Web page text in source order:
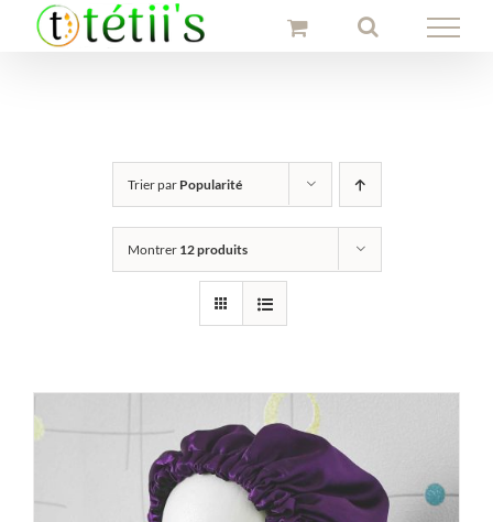
Passer
Trier par Popularité
Montrer 12 produits